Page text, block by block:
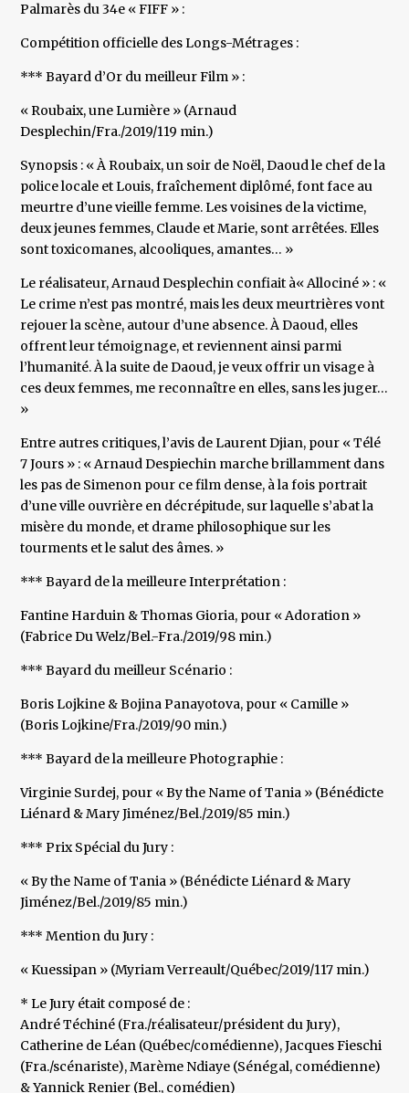
Palmarès du 34e « FIFF » :
Compétition officielle des Longs-Métrages :
*** Bayard d’Or du meilleur Film » :
« Roubaix, une Lumière » (Arnaud
Desplechin/Fra./2019/119 min.)
Synopsis : « À Roubaix, un soir de Noël, Daoud le chef de la
police locale et Louis, fraîchement diplômé, font face au
meurtre d’une vieille femme. Les voisines de la victime,
deux jeunes femmes, Claude et Marie, sont arrêtées. Elles
sont toxicomanes, alcooliques, amantes… »
Le réalisateur, Arnaud Desplechin confiait à« Allociné » : «
Le crime n’est pas montré, mais les deux meurtrières vont
rejouer la scène, autour d’une absence. À Daoud, elles
offrent leur témoignage, et reviennent ainsi parmi
l’humanité. À la suite de Daoud, je veux offrir un visage à
ces deux femmes, me reconnaître en elles, sans les juger…
»
Entre autres critiques, l’avis de Laurent Djian, pour « Télé
7 Jours » : « Arnaud Despiechin marche brillamment dans
les pas de Simenon pour ce film dense, à la fois portrait
d’une ville ouvrière en décrépitude, sur laquelle s’abat la
misère du monde, et drame philosophique sur les
tourments et le salut des âmes. »
*** Bayard de la meilleure Interprétation :
Fantine Harduin & Thomas Gioria, pour « Adoration »
(Fabrice Du Welz/Bel.-Fra./2019/98 min.)
*** Bayard du meilleur Scénario :
Boris Lojkine & Bojina Panayotova, pour « Camille »
(Boris Lojkine/Fra./2019/90 min.)
*** Bayard de la meilleure Photographie :
Virginie Surdej, pour « By the Name of Tania » (Bénédicte
Liénard & Mary Jiménez/Bel./2019/85 min.)
*** Prix Spécial du Jury :
« By the Name of Tania » (Bénédicte Liénard & Mary
Jiménez/Bel./2019/85 min.)
*** Mention du Jury :
« Kuessipan » (Myriam Verreault/Québec/2019/117 min.)
* Le Jury était composé de :
André Téchiné (Fra./réalisateur/président du Jury),
Catherine de Léan (Québec/comédienne), Jacques Fieschi
(Fra./scénariste), Marème Ndiaye (Sénégal, comédienne)
& Yannick Renier (Bel., comédien)